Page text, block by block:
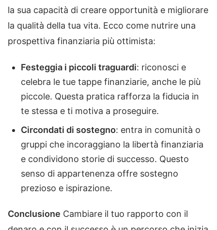
la sua capacità di creare opportunità e migliorare
la qualità della tua vita. Ecco come nutrire una
prospettiva finanziaria più ottimista:
Festeggia i piccoli traguardi: riconosci e
celebra le tue tappe finanziarie, anche le più
piccole. Questa pratica rafforza la fiducia in
te stessa e ti motiva a proseguire.
Circondati di sostegno: entra in comunità o
gruppi che incoraggiano la libertà finanziaria
e condividono storie di successo. Questo
senso di appartenenza offre sostegno
prezioso e ispirazione.
Conclusione Cambiare il tuo rapporto con il